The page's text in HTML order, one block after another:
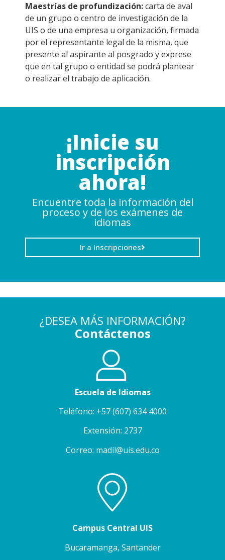
Maestrías de profundización:carta de aval
de un grupo o centro de investigación de la
UIS o de una empresa u organización, firmada
por el representante legal de la misma, que
presente al aspirante al posgrado y exprese
que en tal grupo o entidad se podrá plantear
o realizar el trabajo de aplicación.
¡Inicie su
inscripción
ahora!
Encuentre toda la información del
proceso y de los exámenes de
idiomas
Ir a Inscripciones
¿DESEA MÁS INFORMACIÓN?
Contáctenos
Escuela de Idiomas
Teléfono: +57 (607) 634 4000
Extensión: 2737
Correo: madil@uis.edu.co
Campus Central UIS
Bucaramanga, Santander